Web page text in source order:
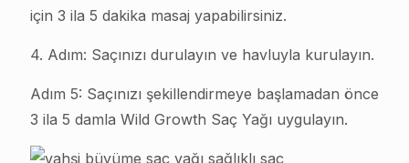
için 3 ila 5 dakika masaj yapabilirsiniz.
4. Adım: Saçınızı durulayın ve havluyla kurulayın.
Adım 5: Saçınızı şekillendirmeye başlamadan önce
3 ila 5 damla Wild Growth Saç Yağı uygulayın.